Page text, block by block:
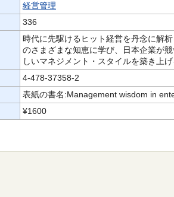
経営管理
336
時代に先駆けるヒット経営を丹念に解
のさまざまな知恵に学び、日本企業が
しいマネジメント・スタイルを築き上
4-478-37358-2
表紙の書名:Management wisdom in
¥1600